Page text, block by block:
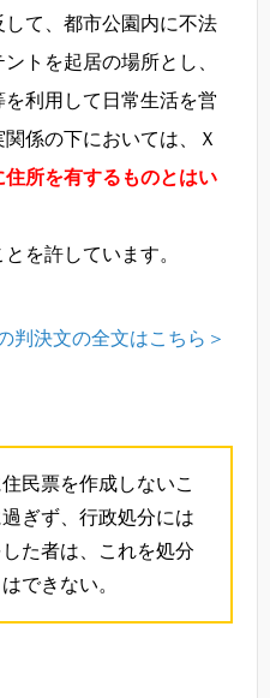
して、都市公園内に不法
トを起居の場所とし、
利用して日常生活を営
係の下においては、Ｘ
所を有するものとはい
を許しています。
判決文の全文はこちら＞
民票を作成しないこ
ぎず、行政処分には
た者は、これを処分
できない。